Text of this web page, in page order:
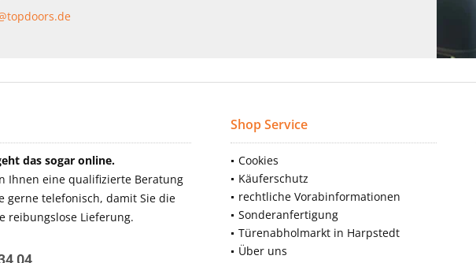
das sogar online.
Ihnen eine qualifizierte Beratung
gerne telefonisch, damit Sie die
reibungslose Lieferung.
Shop Service
Cookies
Käuferschutz
rechtliche Vorabinformationen
Sonderanfertigung
Türenabholmarkt in Harpstedt
Über uns